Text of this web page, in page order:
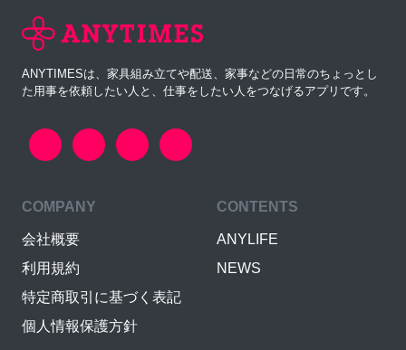
ANYTIMESは、家具組み立てや配送、家事などの日常のちょっとし
た用事を依頼したい人と、仕事をしたい人をつなげるアプリです。
COMPANY
会社概要
利用規約
特定商取引に基づく表記
個人情報保護方針
CONTENTS
ANYLIFE
NEWS